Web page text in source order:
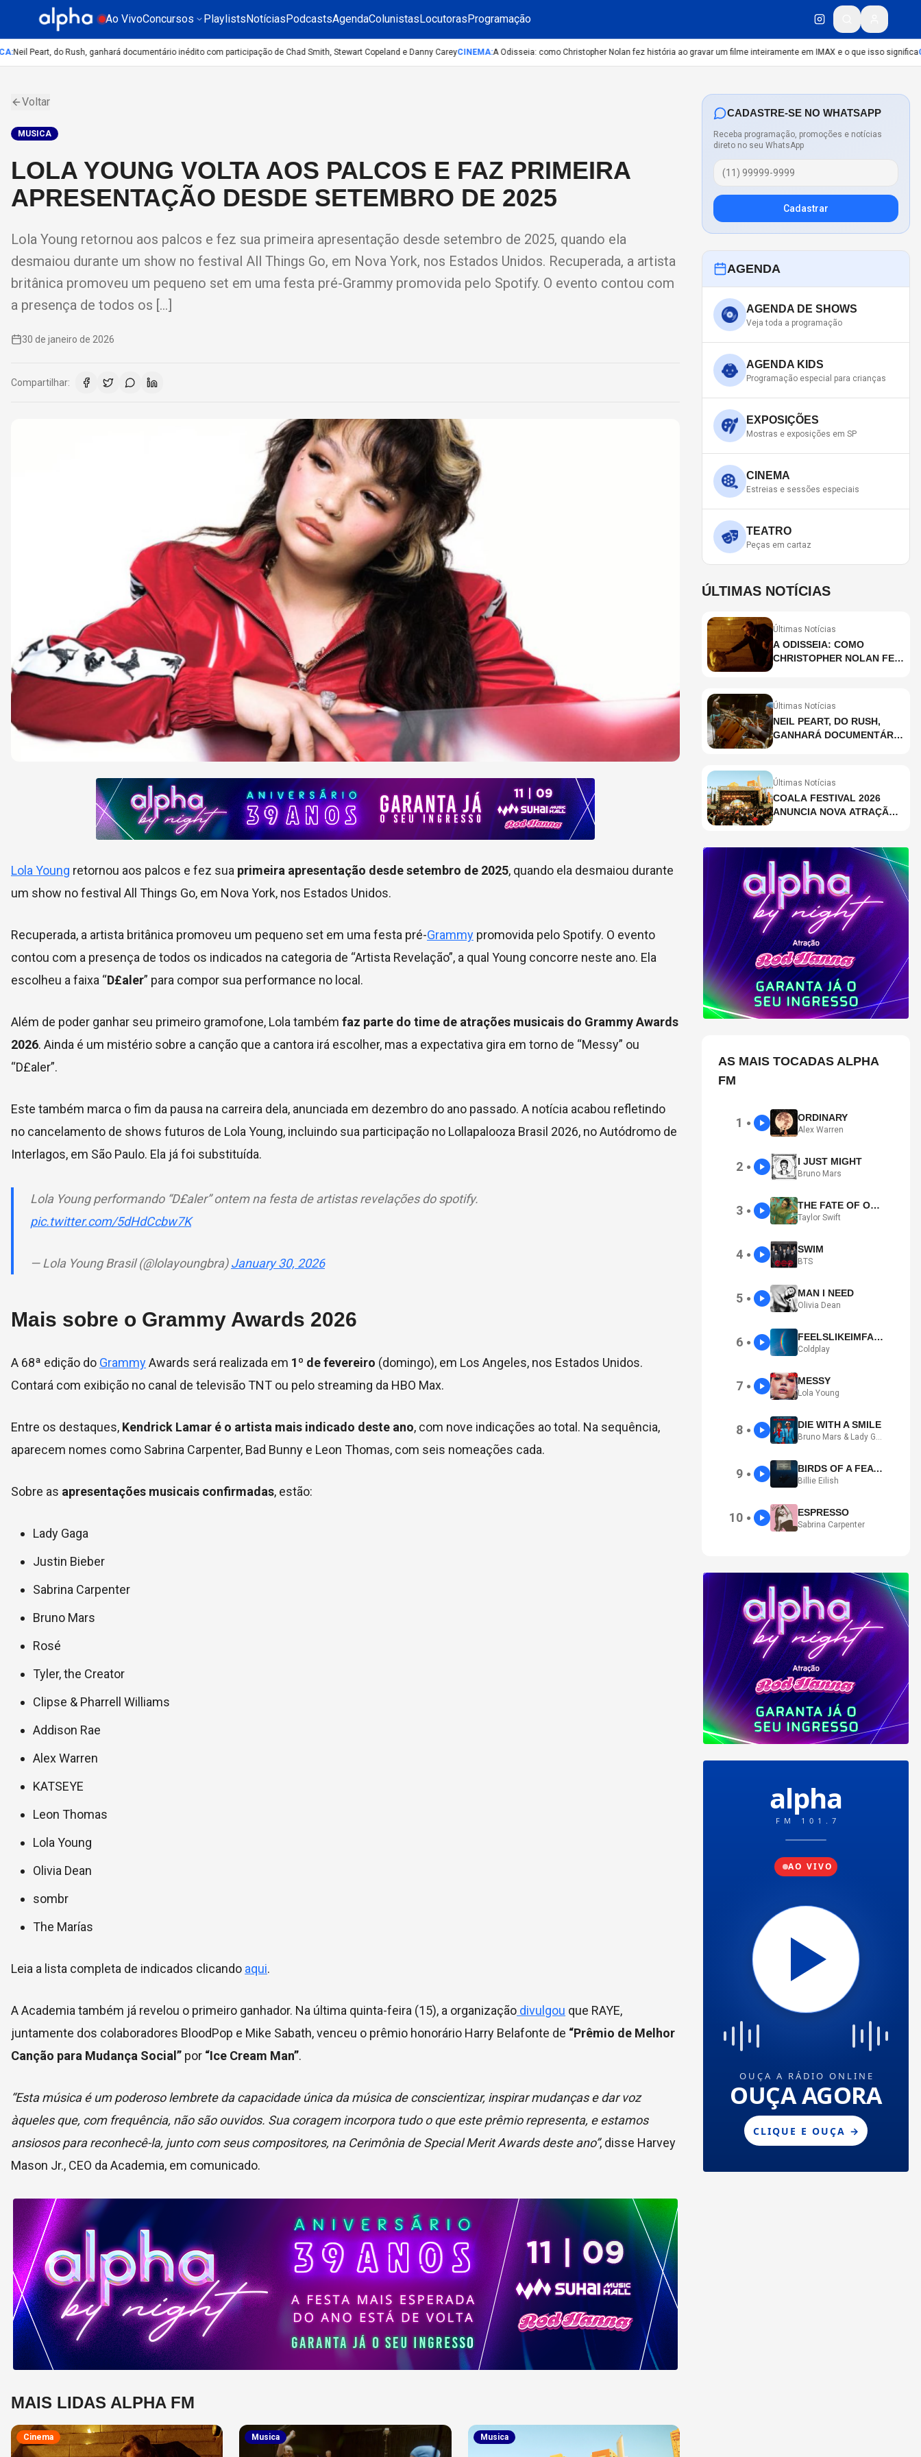
Ao VivoConcursos PlaylistsNotíciasPodcastsAgendaColunistasLocutorasProgramação
:Neil Peart, do Rush, ganhará documentário inédito com participação de Chad Smith, Stewart Copeland e Danny CareyCINEMA:A Odisseia: como Christopher Nolan fez história ao gravar um filme inteiramente em IMAX e o que isso significa
Voltar
MUSICA
LOLA YOUNG VOLTA AOS PALCOS E FAZ PRIMEIRA
APRESENTAÇÃO DESDE SETEMBRO DE 2025
Lola Young retornou aos palcos e fez sua primeira apresentação desde setembro de 2025, quando ela
desmaiou durante um show no festival All Things Go, em Nova York, nos Estados Unidos. Recuperada, a artista
britânica promoveu um pequeno set em uma festa pré-Grammy promovida pelo Spotify. O evento contou com
a presença de todos os […]
30 de janeiro de 2026
Compartilhar:
Lola Young retornou aos palcos e fez sua primeira apresentação desde setembro de 2025, quando ela desmaiou durante
um show no festival All Things Go, em Nova York, nos Estados Unidos.
Recuperada, a artista britânica promoveu um pequeno set em uma festa pré-Grammy promovida pelo Spotify. O evento
contou com a presença de todos os indicados na categoria de “Artista Revelação”, a qual Young concorre neste ano. Ela
escolheu a faixa “D£aler” para compor sua performance no local.
Além de poder ganhar seu primeiro gramofone, Lola também faz parte do time de atrações musicais do Grammy Awards
2026. Ainda é um mistério sobre a canção que a cantora irá escolher, mas a expectativa gira em torno de “Messy” ou
“D£aler”.
Este também marca o fim da pausa na carreira dela, anunciada em dezembro do ano passado. A notícia acabou refletindo
no cancelamento de shows futuros de Lola Young, incluindo sua participação no Lollapalooza Brasil 2026, no Autódromo de
Interlagos, em São Paulo. Ela já foi substituída.
Lola Young performando “D£aler” ontem na festa de artistas revelações do spotify.
pic.twitter.com/5dHdCcbw7K
— Lola Young Brasil (@lolayoungbra)January 30, 2026
Mais sobre o Grammy Awards 2026
A 68ª edição do GrammyAwards será realizada em 1º de fevereiro (domingo), em Los Angeles, nos Estados Unidos.
Contará com exibição no canal de televisão TNT ou pelo streaming da HBO Max.
Entre os destaques, Kendrick Lamar é o artista mais indicado deste ano, com nove indicações ao total. Na sequência,
aparecem nomes como Sabrina Carpenter, Bad Bunny e Leon Thomas, com seis nomeações cada.
Sobre as apresentações musicais confirmadas, estão:
Lady Gaga
Justin Bieber
Sabrina Carpenter
Bruno Mars
Rosé
Tyler, the Creator
Clipse & Pharrell Williams
Addison Rae
Alex Warren
KATSEYE
Leon Thomas
Lola Young
Olivia Dean
sombr
The Marías
Leia a lista completa de indicados clicando aqui.
A Academia também já revelou o primeiro ganhador. Na última quinta-feira (15), a organização divulgou que RAYE,
juntamente dos colaboradores BloodPop e Mike Sabath, venceu o prêmio honorário Harry Belafonte de “Prêmio de Melhor
Canção para Mudança Social” por “Ice Cream Man”.
“Esta música é um poderoso lembrete da capacidade única da música de conscientizar, inspirar mudanças e dar voz
àqueles que, com frequência, não são ouvidos. Sua coragem incorpora tudo o que este prêmio representa, e estamos
ansiosos para reconhecê-la, junto com seus compositores, na Cerimônia de Special Merit Awards deste ano”, disse Harvey
Mason Jr., CEO da Academia, em comunicado.
MAIS LIDAS ALPHA FM
Cinema Musica Musica
CADASTRE-SE NO WHATSAPP
Receba programação, promoções e notícias
direto no seu WhatsApp
Cadastrar
AGENDA
AGENDA DE SHOWS
Veja toda a programação
AGENDA KIDS
Programação especial para crianças
EXPOSIÇÕES
Mostras e exposições em SP
CINEMA
Estreias e sessões especiais
TEATRO
Peças em cartaz
ÚLTIMAS NOTÍCIAS
Últimas Notícias
A ODISSEIA: COMO
CHRISTOPHER NOLAN FEZ
IMAX E O QUE ISSO
Últimas Notícias
NEIL PEART, DO RUSH,
GANHARÁ DOCUMENTÁRIO
SMITH, STEWART
CAREY
Últimas Notícias
COALA FESTIVAL 2026
ANUNCIA NOVA ATRAÇÃO;
AS MAIS TOCADAS ALPHA
FM
1 ● ORDINARY
Alex Warren
2 ● I JUST MIGHT
Bruno Mars
3 ● THE FATE OF OPHELIA
Taylor Swift
4 ● SWIM
BTS
5 ● MAN I NEED
Olivia Dean
6 ● FEELSLIKEIMFALLINGINLOVE
Coldplay
7 ● MESSY
Lola Young
8 ● DIE WITH A SMILE
Bruno Mars & Lady Gaga
9 ● BIRDS OF A FEATHER
Billie Eilish
10 ● ESPRESSO
Sabrina Carpenter